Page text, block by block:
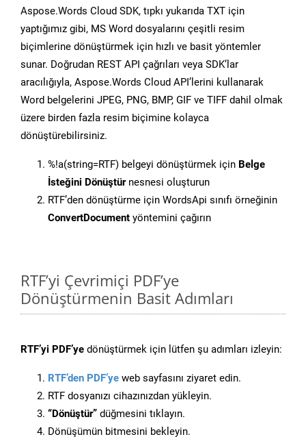
Aspose.Words Cloud SDK, tıpkı yukarıda TXT için
yaptığımız gibi, MS Word dosyalarını çeşitli resim
biçimlerine dönüştürmek için hızlı ve basit yöntemler
sunar. Doğrudan REST API çağrıları veya SDK’lar
aracılığıyla, Aspose.Words Cloud API’lerini kullanarak
Word belgelerini JPEG, PNG, BMP, GIF ve TIFF dahil olmak
üzere birden fazla resim biçimine kolayca
dönüştürebilirsiniz.
%!a(string=RTF) belgeyi dönüştürmek için Belge
İsteğini Dönüştürnesnesi oluşturun
RTF’den dönüştürme için WordsApi sınıfı örneğinin
ConvertDocument yöntemini çağırın
RTF’yi Çevrimiçi PDF’ye
Dönüştürmenin Basit Adımları
RTF’yi PDF’ye dönüştürmek için lütfen şu adımları izleyin:
RTF’den PDF’ye web sayfasını ziyaret edin.
RTF dosyanızı cihazınızdan yükleyin.
“Dönüştür” düğmesini tıklayın.
Dönüşümün bitmesini bekleyin.